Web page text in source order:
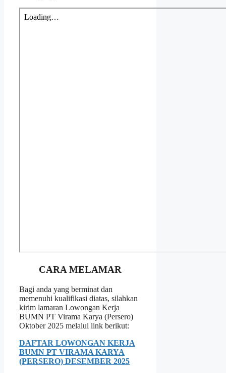
CARA MELAMAR
Bagi anda yang berminat dan
memenuhi kualifikasi diatas, silahkan
kirim lamaran Lowongan Kerja
BUMN PT Virama Karya (Persero)
Oktober 2025 melalui link berikut:
DAFTAR LOWONGAN KERJA
BUMN PT VIRAMA KARYA
(PERSERO) DESEMBER 2025